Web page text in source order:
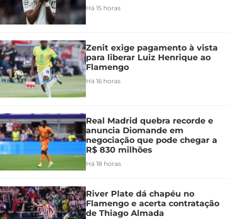
Há 15 horas
Zenit exige pagamento à vista
para liberar Luiz Henrique ao
Flamengo
Há 16 horas
Real Madrid quebra recorde e
anuncia Diomande em
negociação que pode chegar a
R$ 830 milhões
Há 18 horas
River Plate dá chapéu no
Flamengo e acerta contratação
de Thiago Almada